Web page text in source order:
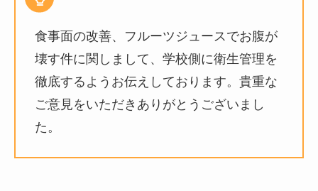
食事面の改善、フルーツジュースでお腹が
壊す件に関しまして、学校側に衛生管理を
徹底するようお伝えしております。貴重な
ご意見をいただきありがとうございまし
た。